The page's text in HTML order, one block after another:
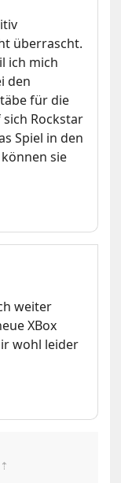
überrascht.
ich mich
den
für die
Rockstar
Spiel in den
sie
weiter
XBox
wohl leider